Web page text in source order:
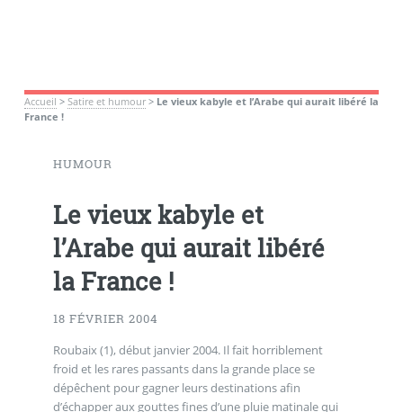
Accueil > Satire et humour> Le vieux kabyle et l’Arabe qui aurait libéré la
France !
HUMOUR
Le vieux kabyle et
l’Arabe qui aurait libéré
la France !
18 FÉVRIER 2004
Roubaix (1), début janvier 2004. Il fait horriblement
froid et les rares passants dans la grande place se
dépêchent pour gagner leurs destinations afin
d’échapper aux gouttes fines d’une pluie matinale qui